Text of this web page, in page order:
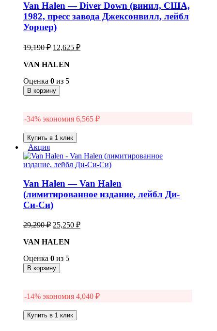
Van Halen — Diver Down (винил, США,
1982, пресс завода Джексонвилл, лейбл
Уорнер)
19,190₽ Первоначальная
составляла
12,625 ₽Текущая
VAN HALEN
Оценка 0 из 5
В корзину
-34% экономия 6,565 ₽
Купить в 1 клик
Акция
Van Halen — Van Halen
(лимитированное издание, лейбл Ди-
Си-Си)
29,290₽ Первоначальная
составляла
25,250 ₽Текущая
VAN HALEN
Оценка 0 из 5
В корзину
-14% экономия 4,040 ₽
Купить в 1 клик